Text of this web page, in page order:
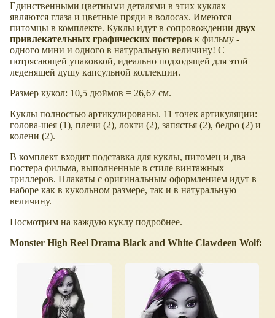
Единственными цветными деталями в этих куклах
являются глаза и цветные пряди в волосах. Имеются
питомцы в комплекте. Куклы идут в сопровождении двух
привлекательных графических постеров к фильму -
одного мини и одного в натуральную величину! С
потрясающей упаковкой, идеально подходящей для этой
леденящей душу капсульной коллекции.
Размер кукол: 10,5 дюймов = 26,67 см.
Куклы полностью артикулированы. 11 точек артикуляции:
голова-шея (1), плечи (2), локти (2), запястья (2), бедро (2) и
колени (2).
В комплект входит подставка для куклы, питомец и два
постера фильма, выполненные в стиле винтажных
триллеров. Плакаты с оригинальным оформлением идут в
наборе как в кукольном размере, так и в натуральную
величину.
Посмотрим на каждую куклу подробнее.
Monster High Reel Drama Black and White Clawdeen Wolf: